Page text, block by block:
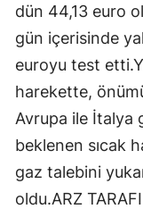
dün 44,13 euro
gün içerisinde
euroyu test
harekette,
Avrupa ile İtalya
beklenen sıcak
gaz talebini
oldu.ARZ